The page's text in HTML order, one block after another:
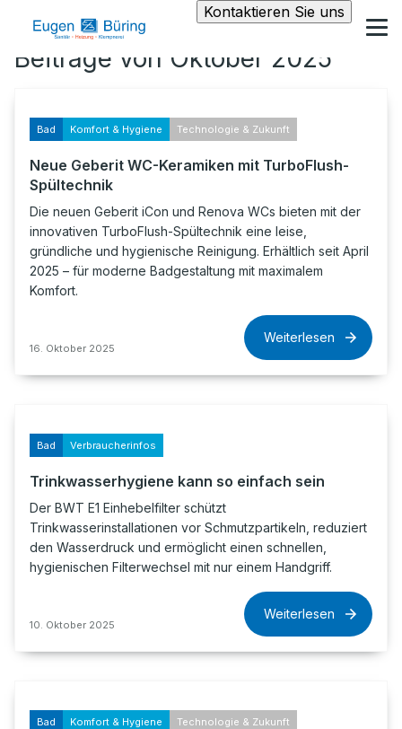
Kontaktieren Sie uns
Beiträge von Oktober 2025
Bad Komfort & Hygiene Technologie & Zukunft
Neue Geberit WC-Keramiken mit TurboFlush-
Spültechnik
Die neuen Geberit iCon und Renova WCs bieten mit der
innovativen TurboFlush-Spültechnik eine leise,
gründliche und hygienische Reinigung. Erhältlich seit April
2025 – für moderne Badgestaltung mit maximalem
Komfort.
16. Oktober 2025
Weiterlesen
Bad Verbraucherinfos
Trinkwasserhygiene kann so einfach sein
Der BWT E1 Einhebelfilter schützt
Trinkwasserinstallationen vor Schmutzpartikeln, reduziert
den Wasserdruck und ermöglicht einen schnellen,
hygienischen Filterwechsel mit nur einem Handgriff.
10. Oktober 2025
Weiterlesen
Bad Komfort & Hygiene Technologie & Zukunft